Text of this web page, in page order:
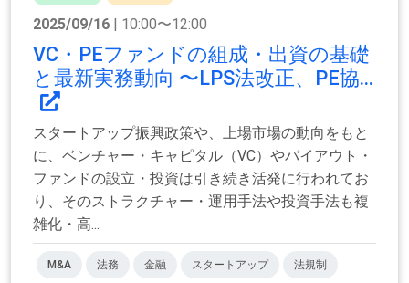
2025/09/16 | 10:00〜12:00
VC・PEファンドの組成・出資の基礎
と最新実務動向 〜LPS法改正、PE協...
スタートアップ振興政策や、上場市場の動向をもと
に、ベンチャー・キャピタル（VC）やバイアウト・
ファンドの設立・投資は引き続き活発に行われてお
り、そのストラクチャー・運用手法や投資手法も複
雑化・高...
M&A 法務 金融 スタートアップ 法規制